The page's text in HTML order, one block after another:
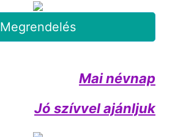
Megrendelés
Mai névnap
Jó szívvel ajánljuk